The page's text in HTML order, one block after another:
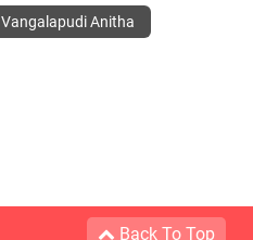
Vangalapudi Anitha
Back To Top